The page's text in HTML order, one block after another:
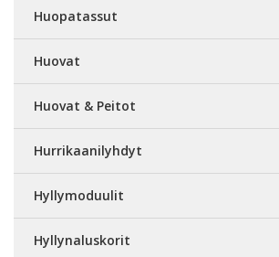
Huopatassut
Huovat
Huovat & Peitot
Hurrikaanilyhdyt
Hyllymoduulit
Hyllynaluskorit